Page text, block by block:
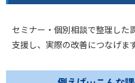
セミナー・個別相談で整理した
支援し、実際の改善につなげます